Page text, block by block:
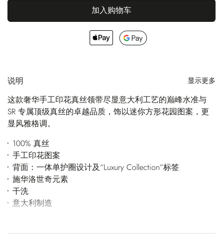
加入购物车
说明 显示更多
这款奢华手工印花真丝领带尽显意大利工艺的巅峰水准与
SR 专属顶级真丝的卓越品质，饰以迷你方形花园图案，更
显风雅格调。
100% 真丝
手工印花图案
背面：一体单护圈设计及“Luxury Collection”标签
施华洛世奇元素
干洗
意大利制造